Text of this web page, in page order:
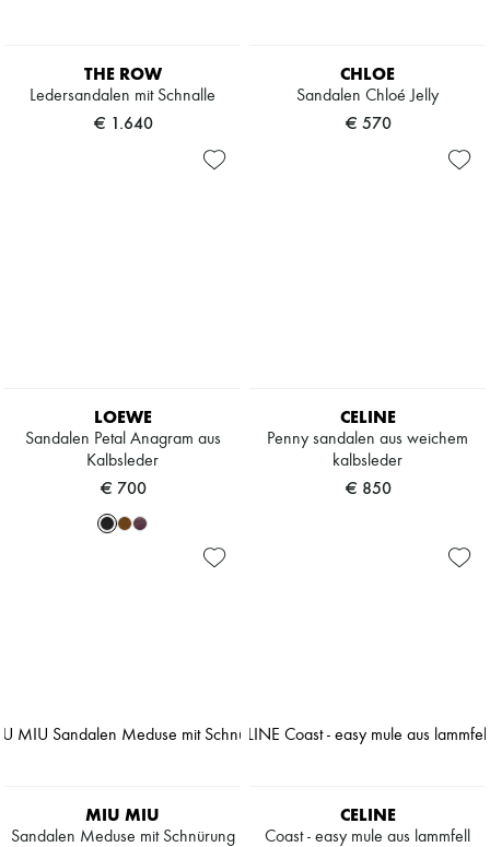
THE ROW
Ledersandalen mit Schnalle
€ 1.640
CHLOE
Sandalen Chloé Jelly
€ 570
LOEWE
Sandalen Petal Anagram aus
Kalbsleder
€ 700
CELINE
Penny sandalen aus weichem
kalbsleder
€ 850
MIU MIU
Sandalen Meduse mit Schnürung
CELINE
Coast - easy mule aus lammfell